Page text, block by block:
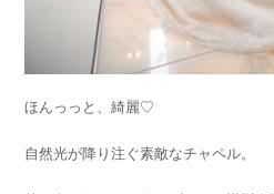
ほんっっと、綺麗♡
自然光が降り注ぐ素敵なチャペル。